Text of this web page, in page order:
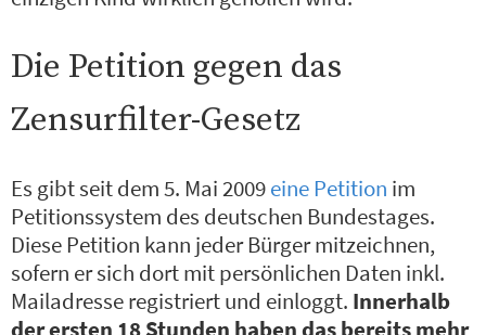
Die Petition gegen das
Zensurfilter-Gesetz
Es gibt seit dem 5. Mai 2009eine Petition im
Petitionssystem des deutschen Bundestages.
Diese Petition kann jeder Bürger mitzeichnen,
sofern er sich dort mit persönlichen Daten inkl.
Mailadresse registriert und einloggt. Innerhalb
der ersten 18 Stunden haben das bereits mehr